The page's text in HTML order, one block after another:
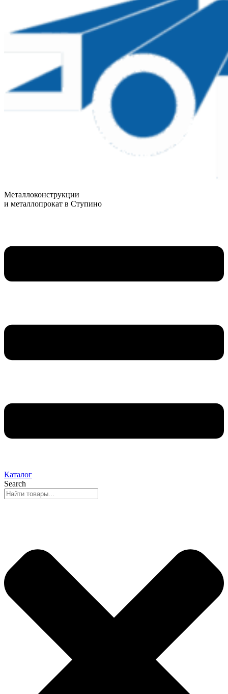
Металлоконструкции
и металлопрокат в Ступино
Каталог
Search